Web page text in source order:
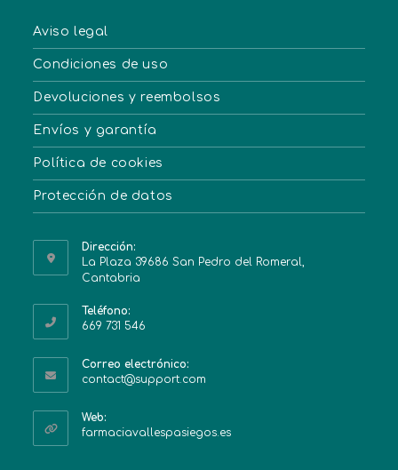
Aviso legal
Condiciones de uso
Devoluciones y reembolsos
Envíos y garantía
Política de cookies
Protección de datos
Dirección:
La Plaza 39686 San Pedro del Romeral,
Cantabria
Teléfono:
669 731 546
Correo electrónico:
contact@support.com
Web:
farmaciavallespasiegos.es